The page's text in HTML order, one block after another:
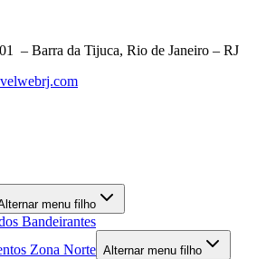
– Barra da Tijuca, Rio de Janeiro – RJ
menu filho
Bandeirantes
Zona Norte Alternar menu filho